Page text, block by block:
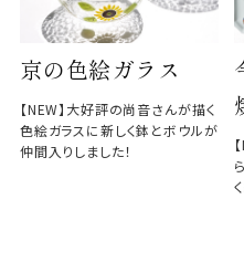
京の色絵ガラス
【NEW】大好評の尚音さんが描く
色絵ガラスに新しく鉢とボウルが
仲間入りしました！